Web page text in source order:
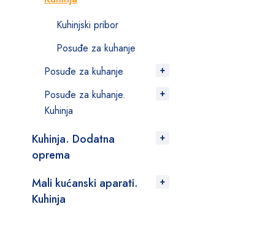
Kuhinjski pribor
Posuđe za kuhanje
Posuđe za kuhanje
Posuđe za kuhanje.
Kuhinja
Kuhinja. Dodatna
oprema
Mali kućanski aparati.
Kuhinja